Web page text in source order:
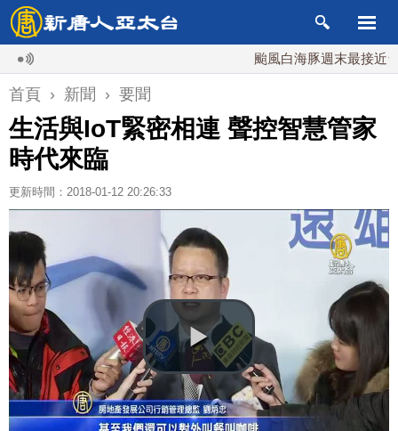
颱風白海豚週末最接近台灣
首頁 › 新聞 › 要聞
生活與IoT緊密相連 聲控智慧管家
時代來臨
更新時間：2018-01-12 20:26:33